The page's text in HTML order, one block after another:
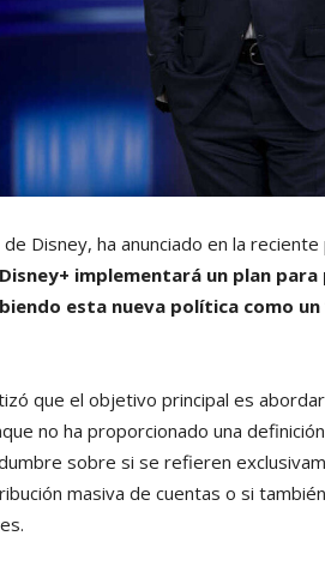
de Disney, ha anunciado en la
Disney+ implementará un plan
esta nueva política como
que el objetivo principal es
no ha proporcionado una
sobre si se refieren
masiva de cuentas o si